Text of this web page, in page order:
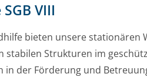
VIII
bieten unsere
stabilen Strukturen im
der Förderung und